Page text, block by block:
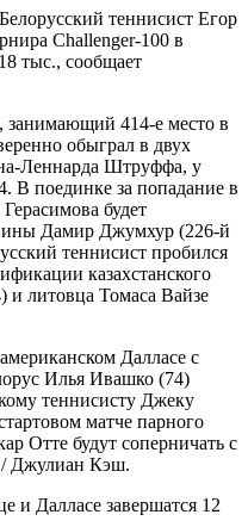
теннисист Егор
Challenger-100 в
тыс., сообщает
занимающий 414-е место в
обыграл в двух
Леннарда Штруффа, у
В поединке за попадание в
будет
Дамир Джумхур (226-й
теннисист пробился
казахстанского
и литовца Томаса Вайзе
Далласе с
Илья Ивашко (74)
теннисисту Джеку
матче парного
Отте будут соперничать с
/ Джулиан Кэш.
и Далласе завершатся 12